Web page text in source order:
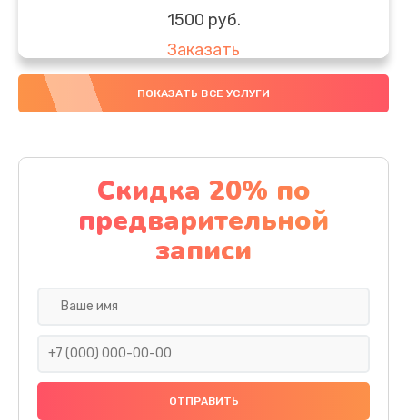
1500 руб.
Заказать
Замена южного моста
Заказать
Чистка от пыли
1060 руб.
Заказать
Ремонт подсветки
ПОКАЗАТЬ ВСЕ УСЛУГИ
Скидка 20% по
предварительной
записи